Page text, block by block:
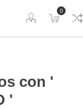
0
con '
'